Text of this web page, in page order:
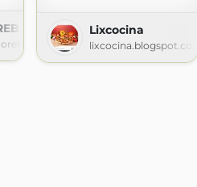
Lixcocina
lixcocina.blogspot.com